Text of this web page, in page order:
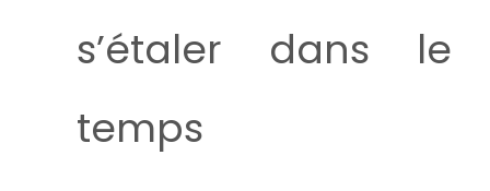
s’étaler dans le
temps